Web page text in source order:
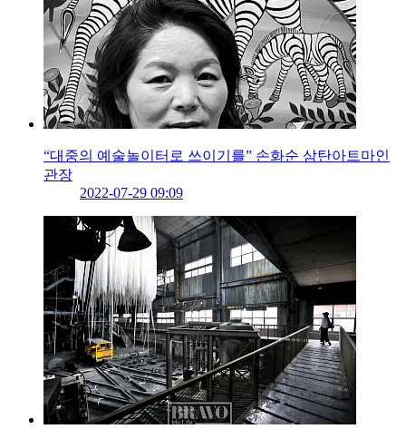
“대중의 예술놀이터로 쓰이기를” 손화순 삼탄아트마인
관장
2022-07-29 09:09